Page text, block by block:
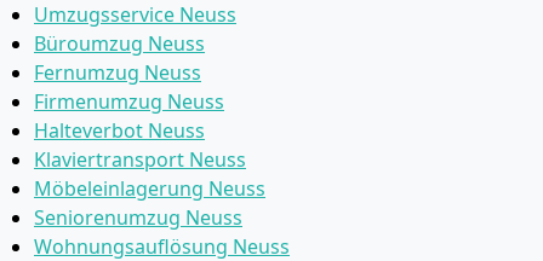
Umzugsservice Neuss
Büroumzug Neuss
Fernumzug Neuss
Firmenumzug Neuss
Halteverbot Neuss
Klaviertransport Neuss
Möbeleinlagerung Neuss
Seniorenumzug Neuss
Wohnungsauflösung Neuss